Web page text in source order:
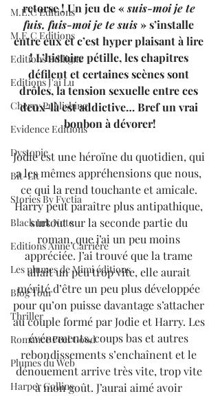
M.E.C Editions
M.E.C Editions
Editions Ediligne
Editions J'ai Lu
Cherry Publishing
Evidence Editions
Dystopie
Bit-Lit
Stories By Fyctia
Black Ink Note
Editions Anne Carrière
Les plumes de Mimi éditions
Blog Tour
Thriller
Romance Feel Good
Plumes du Web
Harper Collins
retorse ! Un jeu de « suis-moi je te
fuis, fuis-moi je te suis » s’installe
entre eux et c’est hyper plaisant à lire
! L’histoire pétille, les chapitres
défilent et certaines scènes sont
drôles, la tension sexuelle entre ces
deux-là est addictive… Bref un vrai
bonbon à dévorer!
Jodie est une héroïne du quotidien, qui
a les mêmes appréhensions que nous,
ce qui la rend touchante et amicale.
Harry peut paraître plus antipathique,
surtout sur la seconde partie du
roman, que j’ai un peu moins
appréciée. J’ai trouvé que la trame
allait un peu trop vite, elle aurait
mérité d’être un peu plus développée
pour qu’on puisse davantage s’attacher
au couple formé par Jodie et Harry. Les
événements, coups bas et autres
rebondissements s’enchaînent et le
dénouement arrive très vite, trop vite
à mon goût. J’aurai aimé avoir